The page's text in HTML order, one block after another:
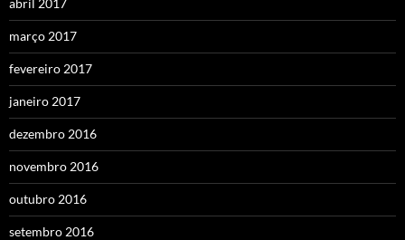
março 2017
fevereiro 2017
janeiro 2017
dezembro 2016
novembro 2016
outubro 2016
setembro 2016